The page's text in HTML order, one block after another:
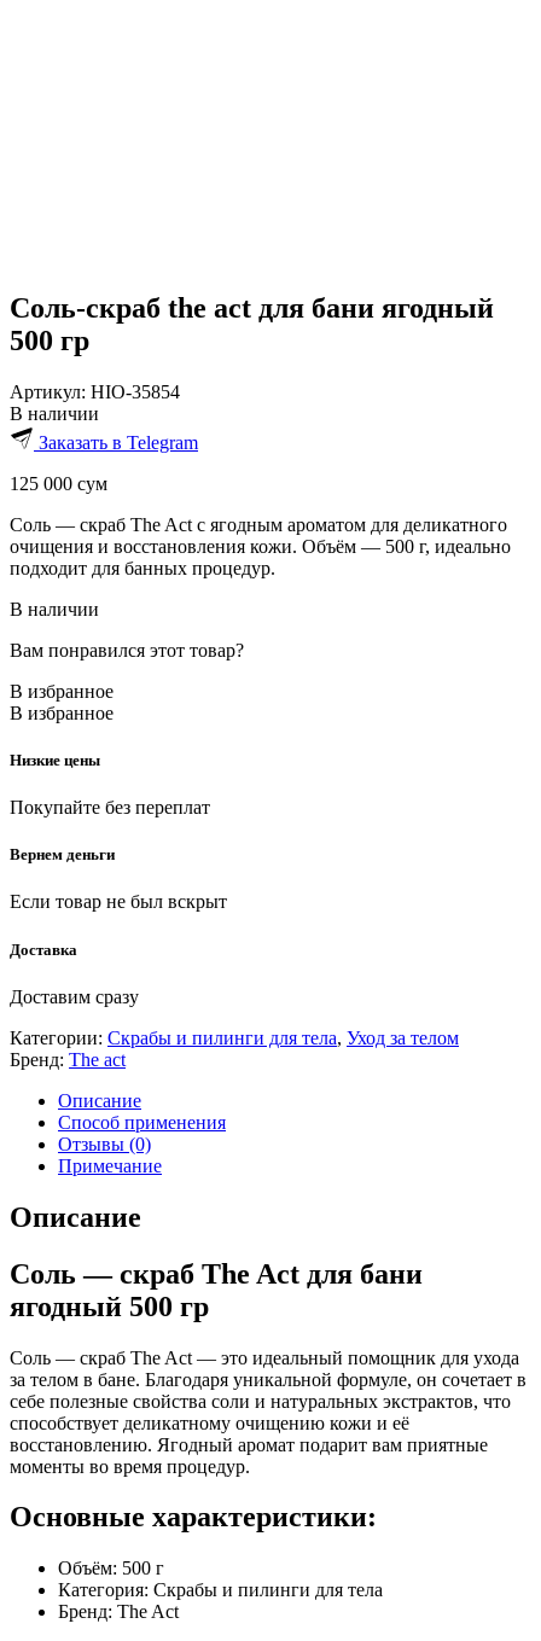
Соль-скраб the act для бани ягодный
500 гр
Артикул: HIO-35854
В наличии
Заказать в Telegram
125 000 сум
Соль — скраб The Act с ягодным ароматом для деликатного
очищения и восстановления кожи. Объём — 500 г, идеально
подходит для банных процедур.
В наличии
Вам понравился этот товар?
В избранное
В избранное
Низкие цены
Покупайте без переплат
Вернем деньги
Если товар не был вскрыт
Доставка
Доставим сразу
Категории: Скрабы и пилинги для тела, Уход за телом
Бренд: The act
Описание
Способ применения
Отзывы (0)
Примечание
Описание
Соль — скраб The Act для бани
ягодный 500 гр
Соль — скраб The Act — это идеальный помощник для ухода
за телом в бане. Благодаря уникальной формуле, он сочетает в
себе полезные свойства соли и натуральных экстрактов, что
способствует деликатному очищению кожи и её
восстановлению. Ягодный аромат подарит вам приятные
моменты во время процедур.
Основные характеристики:
Объём: 500 г
Категория: Скрабы и пилинги для тела
Бренд: The Act